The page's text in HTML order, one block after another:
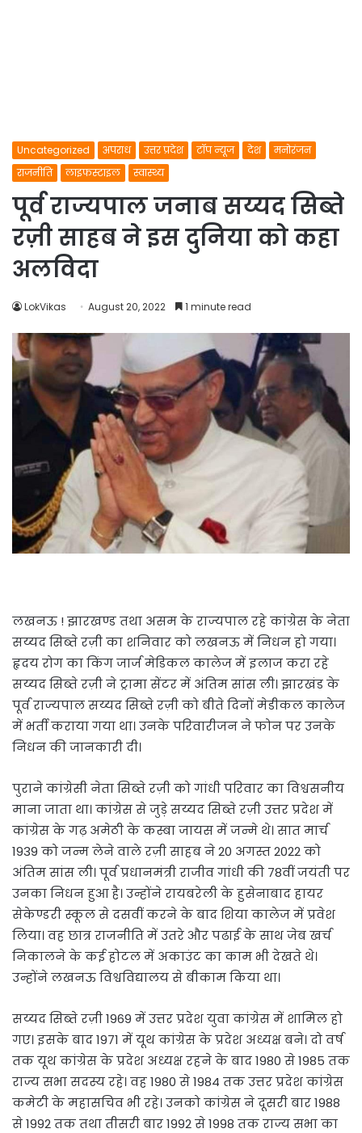
Uncategorized अपराध उत्तर प्रदेश टॉप न्यूज देश
मनोरंजन
राजनीति
लाइफस्टाइल स्वास्थ्य
पूर्व राज्यपाल जनाब सय्यद सिब्ते
रज़ी साहब ने इस दुनिया को कहा
अलविदा
LokVikas August 20, 2022 1 minute read
लखनऊ ! झारखण्ड तथा असम के राज्यपाल रहे कांग्रेस के नेता
सय्यद सिब्ते रज़ी का शनिवार को लखनऊ में निधन हो गया।
हृदय रोग का किंग जार्ज मेडिकल कालेज में इलाज करा रहे
सय्यद सिब्ते रज़ी ने ट्रामा सेंटर में अंतिम सांस ली। झारखंड के
पूर्व राज्यपाल सय्यद सिब्ते रज़ी को बीते दिनों मेडीकल कालेज
में भर्ती कराया गया था। उनके परिवारीजन ने फोन पर उनके
निधन की जानकारी दी।
पुराने कांग्रेसी नेता सिब्ते रज़ी को गांधी परिवार का विश्वसनीय
माना जाता था। कांग्रेस से जुड़े सय्यद सिब्ते रज़ी उत्तर प्रदेश में
कांग्रेस के गढ़ अमेठी के कस्बा जायस में जन्मे थे। सात मार्च
1939 को जन्म लेने वाले रज़ी साहब ने 20 अगस्त 2022 को
अंतिम सांस ली। पूर्व प्रधानमंत्री राजीव गांधी की 78वीं जयंती पर
उनका निधन हुआ है। उन्होंने रायबरेली के हुसेनाबाद हायर
सेकेण्डरी स्कूल से दसवीं करने के बाद शिया कालेज में प्रवेश
लिया। वह छात्र राजनीति में उतरे और पढाई के साथ जेब खर्च
निकालने के कई होटल में अकाउंट का काम भी देखते थे।
उन्होंने लखनऊ विश्वविद्यालय से बीकाम किया था।
सय्यद सिब्ते रज़ी 1969 में उत्तर प्रदेश युवा कांग्रेस में शामिल हो
गए। इसके बाद 1971 में यूथ कांग्रेस के प्रदेश अध्यक्ष बने। दो वर्ष
तक यूथ कांग्रेस के प्रदेश अध्यक्ष रहने के बाद 1980 से 1985 तक
राज्य सभा सदस्य रहे। वह 1980 से 1984 तक उत्तर प्रदेश कांग्रेस
कमेटी के महासचिव भी रहे। उनको कांग्रेस ने दूसरी बार 1988
से 1992 तक तथा तीसरी बार 1992 से 1998 तक राज्य सभा का